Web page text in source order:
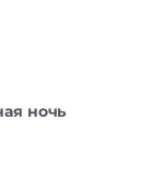
ночь